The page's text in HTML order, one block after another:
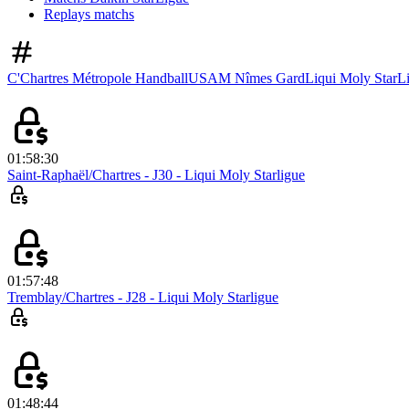
Replays matchs
C'Chartres Métropole HandballUSAM Nîmes GardLiqui Moly
01:58:30
Saint-Raphaël/Chartres - J30 - Liqui Moly Starligue
01:57:48
Tremblay/Chartres - J28 - Liqui Moly Starligue
01:48:44